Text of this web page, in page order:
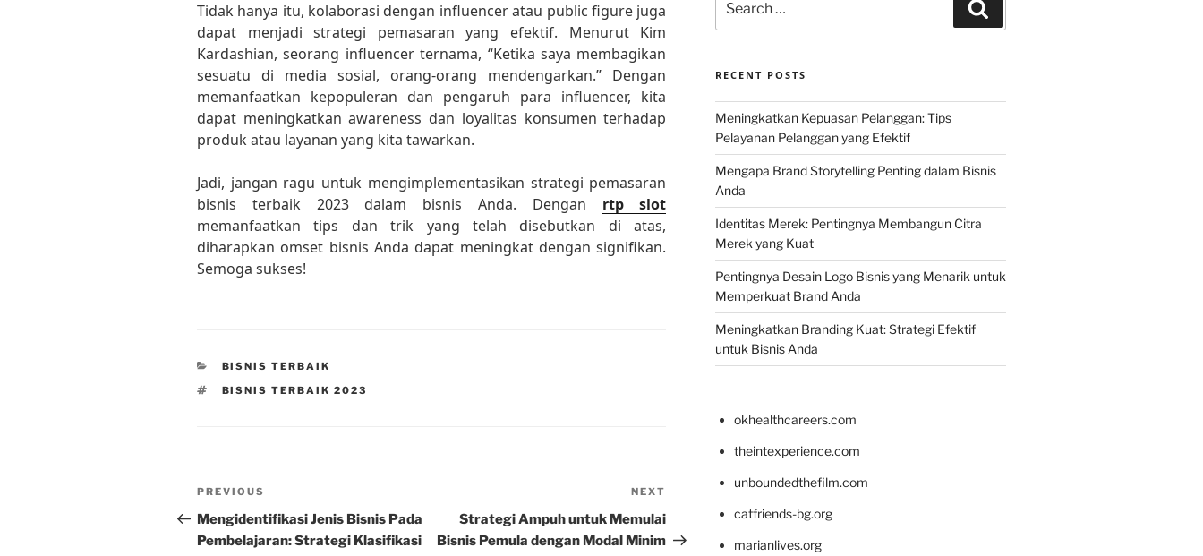
Tidak hanya itu, kolaborasi dengan influencer atau public figure juga
dapat menjadi strategi pemasaran yang efektif. Menurut Kim
Kardashian, seorang influencer ternama, “Ketika saya membagikan
sesuatu di media sosial, orang-orang mendengarkan.” Dengan
memanfaatkan kepopuleran dan pengaruh para influencer, kita
dapat meningkatkan awareness dan loyalitas konsumen terhadap
produk atau layanan yang kita tawarkan.
Jadi, jangan ragu untuk mengimplementasikan strategi pemasaran
bisnis terbaik 2023 dalam bisnis Anda. Dengan rtp slot
memanfaatkan tips dan trik yang telah disebutkan di atas,
diharapkan omset bisnis Anda dapat meningkat dengan signifikan.
Semoga sukses!
CATEGORIES
BISNIS TERBAIK
TAGS
BISNIS TERBAIK 2023
Post
navigation
Previous
Post
PREVIOUS
Mengidentifikasi Jenis Bisnis Pada
Pembelajaran: Strategi Klasifikasi
Post
NEXT
Strategi Ampuh untuk Memulai
Bisnis Pemula dengan Modal Minim
for:
RECENT POSTS
Meningkatkan Kepuasan Pelanggan: Tips
Pelayanan Pelanggan yang Efektif
Mengapa Brand Storytelling Penting dalam Bisnis
Anda
Identitas Merek: Pentingnya Membangun Citra
Merek yang Kuat
Pentingnya Desain Logo Bisnis yang Menarik untuk
Memperkuat Brand Anda
Meningkatkan Branding Kuat: Strategi Efektif
untuk Bisnis Anda
okhealthcareers.com
theintexperience.com
unboundedthefilm.com
catfriends-bg.org
marianlives.org